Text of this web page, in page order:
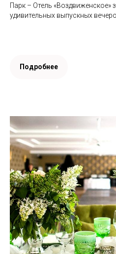
Парк – Отель «Воздвиженское»
удивительных выпускных
Подробнее